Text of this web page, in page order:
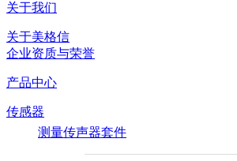
关于我们
关于美格信
企业资质与荣誉
产品中心
传感器
测量传声器套件